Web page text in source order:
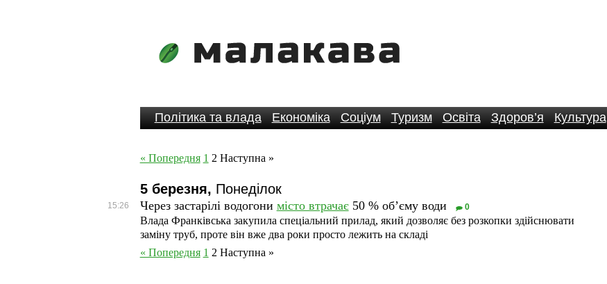
Політика та влада Економіка Соціум Туризм Освіта Здоров’я Культура
« Попередня 1 2 Наступна »
5 березня, Понеділок
15:26 Через застарілі водогони місто втрачає50 % об’єму води 0
Влада Франківська закупила спеціальний прилад, який дозволяє без розкопки здійснювати
заміну труб, проте він вже два роки просто лежить на складі
« Попередня 1 2 Наступна »